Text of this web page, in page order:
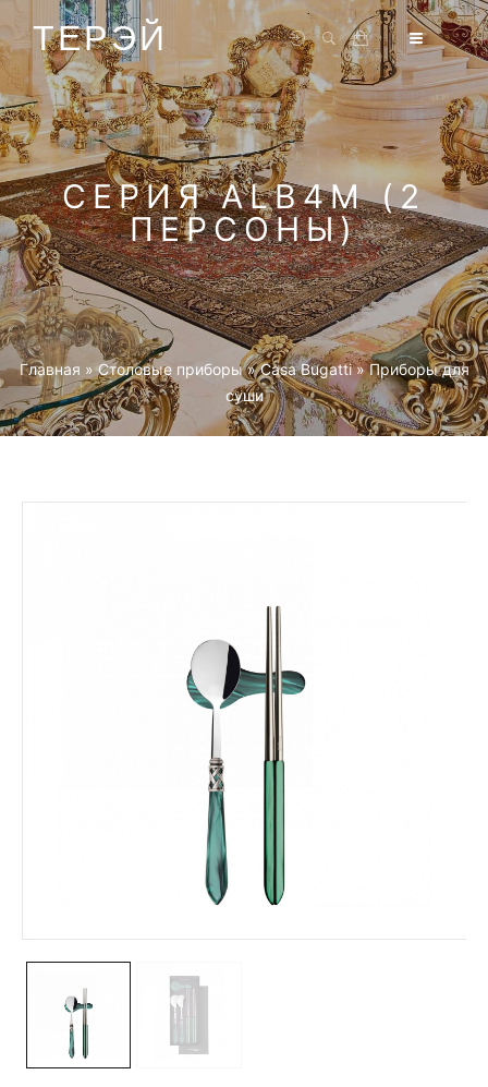
ТЕРЭЙ
СЕРИЯ ALB4M (2
ПЕРСОНЫ)
Главная »Столовые приборы »Casa Bugatti »Приборы для
суши